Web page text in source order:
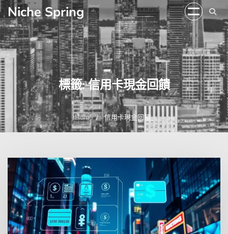
Skip
to
content
Niche Spring
標籤:信用卡現金回饋
Home 信用卡現金回饋